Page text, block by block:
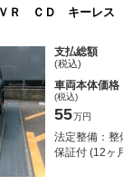
Ｒ ＣＤ キーレス
支払総額
(税込)
車両本体価格
(税込)
55万円
法定整備：整
保証付 (12ヶ